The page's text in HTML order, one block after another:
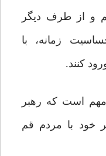
و از طرف دیگر
زمانه، با
کنند.
مهم است که رهبر
خود با مردم قم